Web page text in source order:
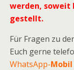
werden, soweit
gestellt.
Für Fragen zu
Euch gerne
WhatsApp-Mobil